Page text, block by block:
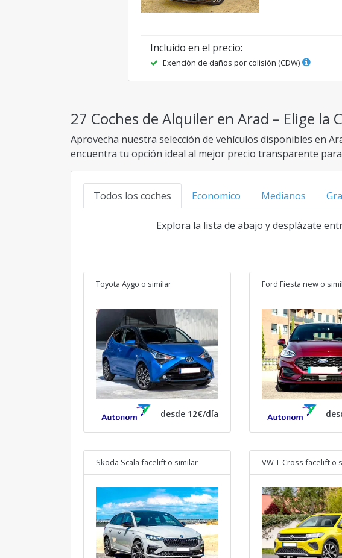
Incluido en el precio:
Exención de daños por colisión (CDW)
27 Coches de Alquiler en Arad – Elige la
Aprovecha nuestra selección de vehículos disponibles en
encuentra tu opción ideal al mejor precio transparente
Todos los coches Economico Medianos
Explora la lista de abajo y desplázate
Toyota Aygo o similar
desde 12€/día
Ford Fiesta new o
Skoda Scala facelift o similar VW T-Cross facelift o